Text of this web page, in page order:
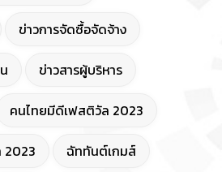
ข่าวการจัดซื้อจัดจ้าง
ข่าวสารผู้บริหาร
คนไทยมีดีเฟสติวัล 2023
2023 ฉัททันต์เกมส์